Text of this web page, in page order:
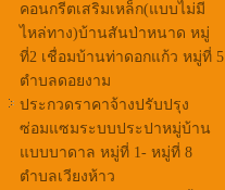
คอนกรีตเสริมเหล็ก(แบบไม่มี
ไหล่ทาง)บ้านสันป่าหนาด หมู่
ที่2 เชื่อมบ้านท่าดอกแก้ว หมู่ที่ 5
ตำบลดอยงาม
ประกวดราคาจ้างปรับปรุง
ซ่อมแซมระบบประปาหมู่บ้าน
แบบบาดาล หมู่ที่ 1- หมู่ที่ 8
ตำบลเวียงห้าว